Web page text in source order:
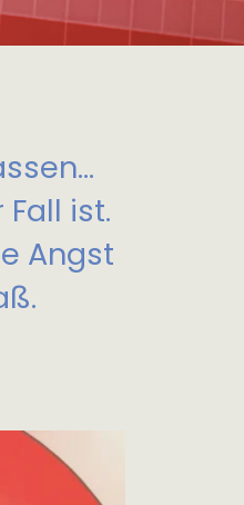
ist.
Angst